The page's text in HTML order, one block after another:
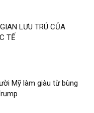
LƯU TRÚ CỦA
TẾ
Mỹ làm giàu từ bùng